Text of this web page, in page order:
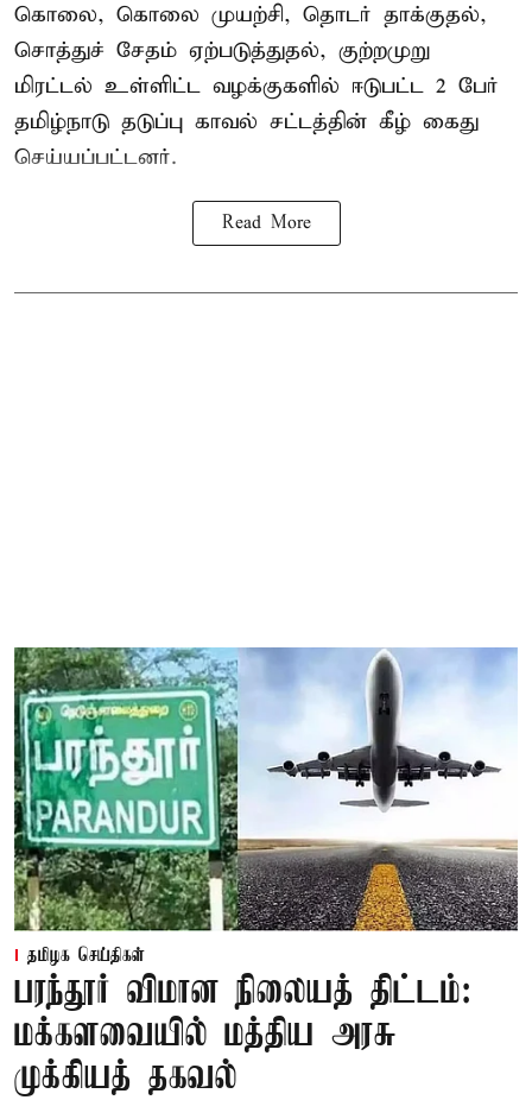
கொலை, கொலை முயற்சி, தொடர் தாக்குதல்,
சொத்துச் சேதம் ஏற்படுத்துதல், குற்றமுறு
மிரட்டல் உள்ளிட்ட வழக்குகளில் ஈடுபட்ட 2 பேர்
தமிழ்நாடு தடுப்பு காவல் சட்டத்தின் கீழ் கைது
செய்யப்பட்டனர்.
Read More
தமிழக செய்திகள்
பரந்தூர் விமான நிலையத் திட்டம்:
மக்களவையில் மத்திய அரசு
முக்கியத் தகவல்